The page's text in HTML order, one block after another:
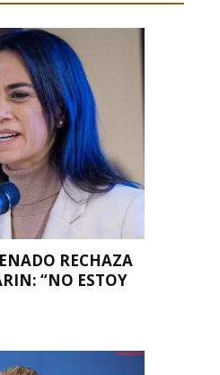
RECHAZA
“NO ESTOY